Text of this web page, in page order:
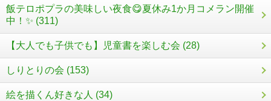
飯テロポプラの美味しい夜食😋夏休み1か月コメラン開催
中！✨ (311)
【大人でも子供でも】児童書を楽しむ会 (28)
しりとりの会 (153)
絵を描くん好きな人 (34)